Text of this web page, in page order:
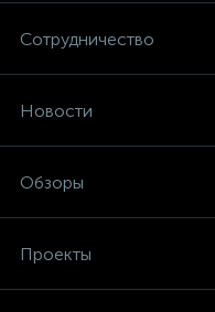
Сотрудничество
Новости
Обзоры
Проекты